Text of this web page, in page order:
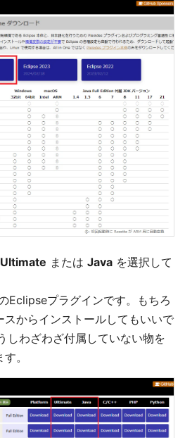
Ultimate または Java を選択して
Eclipseプラグインです。もちろ
スからインストールしてもいいで
しわざわざ付属していない物を
。